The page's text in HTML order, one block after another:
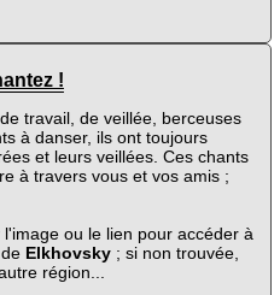
!
travail, de veillée, berceuses
à danser, ils ont toujours
et leurs veillées. Ces chants
à travers vous et vos amis ;
ou le lien pour accéder à
Elkhovsky; si non trouvée,
région...